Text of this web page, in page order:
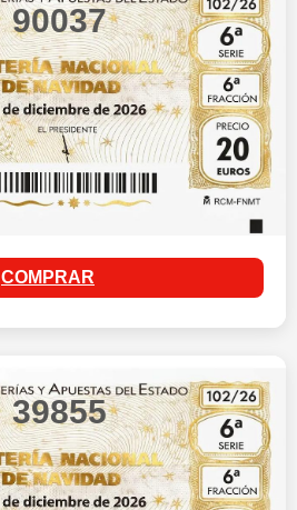
90037
COMPRAR
39855